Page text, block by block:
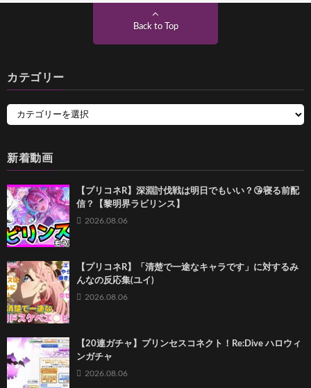
Back to Top
カテゴリー
新着動画
【プリコネR】深淵討伐戦は明日でもいい？😘寝る前配
信？【黎明界ラビリンス】
2026.08.06
【プリコネR】「清楚で一途なキャラです」に対するみ
んなの反応集(ユイ)
2026.08.06
【20連ガチャ】プリンセスコネクト！Re:Dive ハロウィ
ンガチャ
2026.08.06